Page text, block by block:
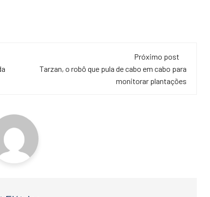
Próximo post
Tarzan, o robô que pula de cabo em cabo para
monitorar plantações